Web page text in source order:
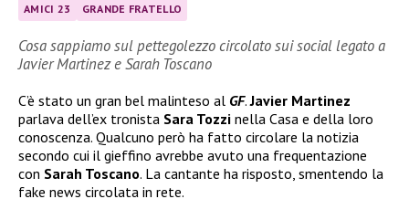
AMICI 23 GRANDE FRATELLO
Cosa sappiamo sul pettegolezzo circolato sui social legato a
Javier Martinez e Sarah Toscano
C’è stato un gran bel malinteso al GF.Javier Martinez
parlava dell’ex tronista Sara Tozzi nella Casa e della loro
conoscenza. Qualcuno però ha fatto circolare la notizia
secondo cui il gieffino avrebbe avuto una frequentazione
con Sarah Toscano. La cantante ha risposto, smentendo la
fake news circolata in rete.